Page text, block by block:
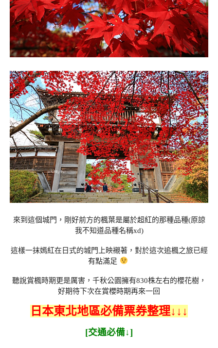
來到這個城門，剛好前方的楓葉是屬於超紅的那種品種(原諒
我不知道品種名稱xd)
這樣一抹嫣紅在日式的城門上映襯著，對於這次追楓之旅已經
有點滿足
聽說賞楓時期更是厲害，千秋公園擁有830株左右的櫻花樹，
好期待下次在賞櫻時期再來一回
日本東北地區必備票券整理↓↓↓
[交通必備↓]